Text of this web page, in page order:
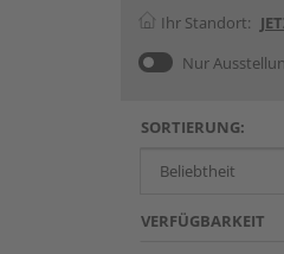
Ihr Standort:
Nur
SORTIERUNG:
VERFÜGBARKEIT